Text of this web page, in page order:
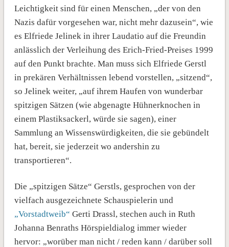
Leichtigkeit sind für einen Menschen, „der von den
Nazis dafür vorgesehen war, nicht mehr dazusein“, wie
es Elfriede Jelinek in ihrer Laudatio auf die Freundin
anlässlich der Verleihung des Erich-Fried-Preises 1999
auf den Punkt brachte. Man muss sich Elfriede Gerstl
in prekären Verhältnissen lebend vorstellen, „sitzend“,
so Jelinek weiter, „auf ihrem Haufen von wunderbar
spitzigen Sätzen (wie abgenagte Hühnerknochen in
einem Plastiksackerl, würde sie sagen), einer
Sammlung an Wissenswürdigkeiten, die sie gebündelt
hat, bereit, sie jederzeit wo andershin zu
transportieren“.
Die „spitzigen Sätze“ Gerstls, gesprochen von der
vielfach ausgezeichnete Schauspielerin und
„Vorstadtweib“ Gerti Drassl, stechen auch in Ruth
Johanna Benraths Hörspieldialog immer wieder
hervor: „worüber man nicht / reden kann / darüber soll